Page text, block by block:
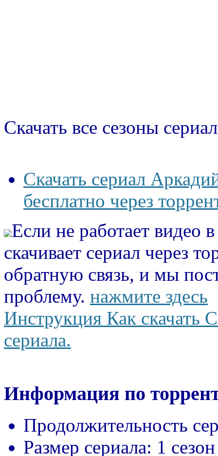
Скачать все сезоны
Скачать сериал
бесплатно через
Если не работает видео
скачивает сериал через
обратную связь, и мы
проблему. нажмите здесь
Инструкция Как скачать
сериала.
Информация по
Продолжительность
Размер сериала: 1